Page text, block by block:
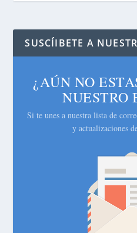
SUSCÍIBETE A
¿AÚN NO
NUESTRO
Si te unes a nuestra lista de
y actualizaciones